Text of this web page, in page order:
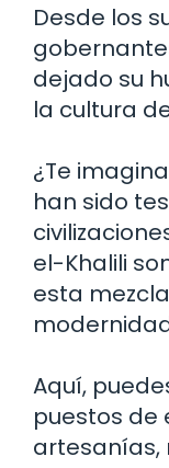
Desde los
dejado su
la cultura
¿Te
han sido
el-Khalili
esta
Aquí,
puestos de
artesanías,